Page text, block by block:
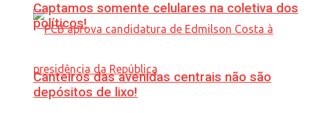
Captamos somente celulares na coletiva dos
políticos!
Canteiros das avenidas centrais não são
depósitos de lixo!